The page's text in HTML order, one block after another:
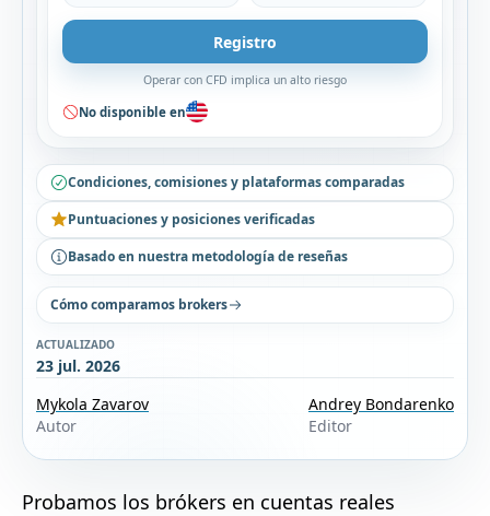
Registro
Operar con CFD implica un alto riesgo
No disponible en
Condiciones, comisiones y plataformas comparadas
Puntuaciones y posiciones verificadas
Basado en nuestra metodología de reseñas
Cómo comparamos brokers
ACTUALIZADO
23 jul. 2026
Mykola Zavarov
Autor
Andrey Bondarenko
Editor
Probamos los brókers en cuentas reales